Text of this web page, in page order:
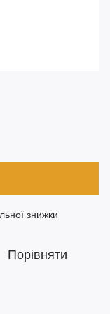
знижки
Порівняти